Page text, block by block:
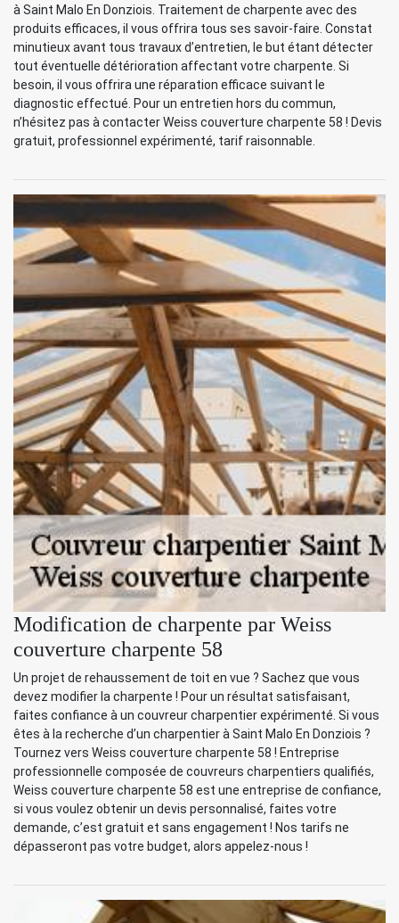
à Saint Malo En Donziois. Traitement de charpente avec des
produits efficaces, il vous offrira tous ses savoir-faire. Constat
minutieux avant tous travaux d’entretien, le but étant détecter
tout éventuelle détérioration affectant votre charpente. Si
besoin, il vous offrira une réparation efficace suivant le
diagnostic effectué. Pour un entretien hors du commun,
n’hésitez pas à contacter Weiss couverture charpente 58 ! Devis
gratuit, professionnel expérimenté, tarif raisonnable.
Modification de charpente par Weiss
couverture charpente 58
Un projet de rehaussement de toit en vue ? Sachez que vous
devez modifier la charpente ! Pour un résultat satisfaisant,
faites confiance à un couvreur charpentier expérimenté. Si vous
êtes à la recherche d’un charpentier à Saint Malo En Donziois ?
Tournez vers Weiss couverture charpente 58 ! Entreprise
professionnelle composée de couvreurs charpentiers qualifiés,
Weiss couverture charpente 58 est une entreprise de confiance,
si vous voulez obtenir un devis personnalisé, faites votre
demande, c’est gratuit et sans engagement ! Nos tarifs ne
dépasseront pas votre budget, alors appelez-nous !